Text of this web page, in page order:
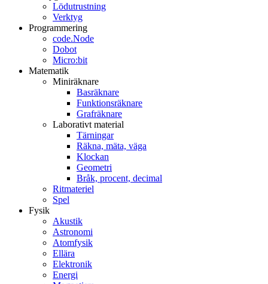
Lödutrustning
Verktyg
Programmering
code.Node
Dobot
Micro:bit
Matematik
Miniräknare
Basräknare
Funktionsräknare
Grafräknare
Laborativt material
Tärningar
Räkna, mäta, väga
Klockan
Geometri
Bråk, procent, decimal
Ritmateriel
Spel
Fysik
Akustik
Astronomi
Atomfysik
Ellära
Elektronik
Energi